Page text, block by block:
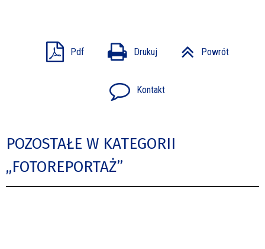
Pdf Drukuj Powrót
Kontakt
POZOSTAŁE W KATEGORII
„FOTOREPORTAŻ”